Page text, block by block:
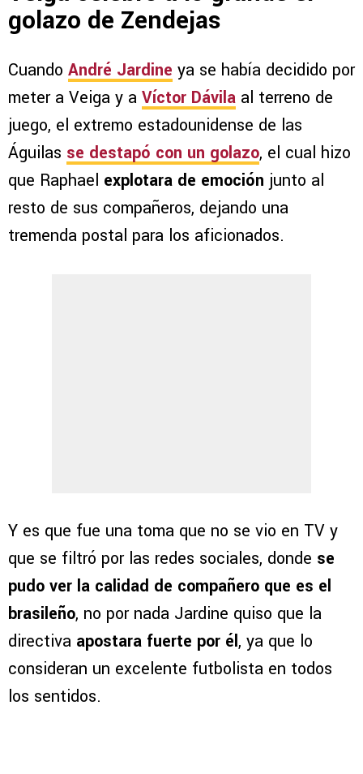
golazo de Zendejas
Cuando André Jardine ya se había decidido por
meter a Veiga y a Víctor Dávila al terreno de
juego, el extremo estadounidense de las
Águilas se destapó con un golazo, el cual hizo
que Raphael explotara de emoción junto al
resto de sus compañeros, dejando una
tremenda postal para los aficionados.
Y es que fue una toma que no se vio en TV y
que se filtró por las redes sociales, donde se
pudo ver la calidad de compañero que es el
brasileño, no por nada Jardine quiso que la
directiva apostara fuerte por él, ya que lo
consideran un excelente futbolista en todos
los sentidos.